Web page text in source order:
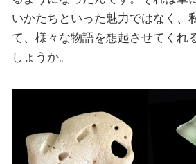
いかたちといった魅力ではなく、
て、様々な物語を想起させてくれ
しょうか。